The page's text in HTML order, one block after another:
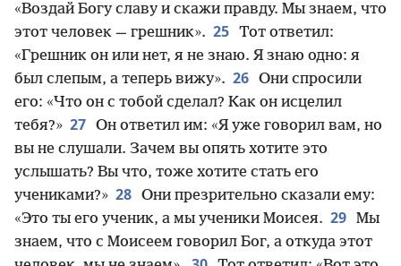
«Воздай Богу славу и скажи правду. Мы знаем, что
этот человек — грешник». 25 Тот ответил:
«Грешник он или нет, я не знаю. Я знаю одно: я
был слепым, а теперь вижу». 26 Они спросили
его: «Что он с тобой сделал? Как он исцелил
тебя?» 27 Он ответил им: «Я уже говорил вам, но
вы не слушали. Зачем вы опять хотите это
услышать? Вы что, тоже хотите стать его
учениками?» 28 Они презрительно сказали ему:
«Это ты его ученик, а мы ученики Моисея. 29 Мы
знаем, что с Моисеем говорил Бог, а откуда этот